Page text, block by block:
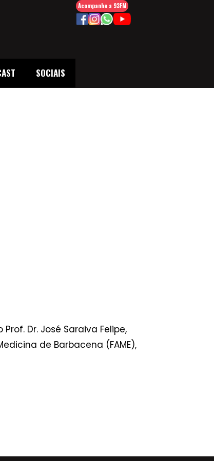
SOCIAIS
Acompanhe a 93FM
Dr. José Saraiva Felipe,
de Barbacena (FAME),